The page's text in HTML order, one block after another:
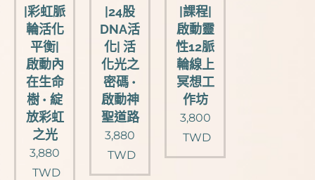
|彩虹脈
輪活化
平衡|
啟動內
在生命
樹 • 綻
放彩虹
之光
3,880
TWD
|24股
DNA活
化| 活
化光之
密碼 •
啟動神
聖道路
3,880
TWD
|課程|
啟動靈
性12脈
輪線上
冥想工
作坊
3,800
TWD